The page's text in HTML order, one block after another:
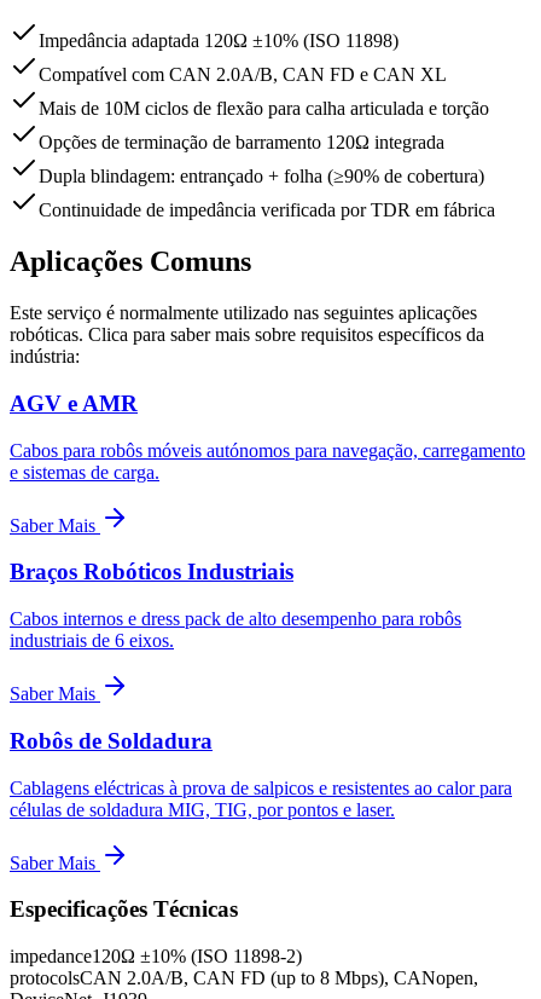
Impedância adaptada 120Ω ±10% (ISO 11898)
Compatível com CAN 2.0A/B, CAN FD e CAN XL
Mais de 10M ciclos de flexão para calha articulada e torção
Opções de terminação de barramento 120Ω integrada
Dupla blindagem: entrançado + folha (≥90% de cobertura)
Continuidade de impedância verificada por TDR em fábrica
Aplicações Comuns
Este serviço é normalmente utilizado nas seguintes aplicações
robóticas. Clica para saber mais sobre requisitos específicos da
indústria:
AGV e AMR
Cabos para robôs móveis autónomos para navegação, carregamento
e sistemas de carga.
Saber Mais
Braços Robóticos Industriais
Cabos internos e dress pack de alto desempenho para robôs
industriais de 6 eixos.
Saber Mais
Robôs de Soldadura
Cablagens eléctricas à prova de salpicos e resistentes ao calor para
células de soldadura MIG, TIG, por pontos e laser.
Saber Mais
Especificações Técnicas
impedance120Ω ±10% (ISO 11898-2)
protocolsCAN 2.0A/B, CAN FD (up to 8 Mbps), CANopen,